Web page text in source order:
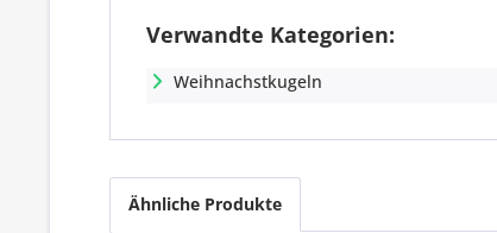
Verwandte Kategorien:
Weihnachstkugeln
Ähnliche Produkte